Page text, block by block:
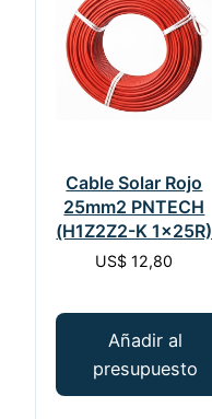
Cable Solar Rojo
25mm2 PNTECH
(H1Z2Z2-K 1x25R)
US$ 12,80
Añadir al
presupuesto